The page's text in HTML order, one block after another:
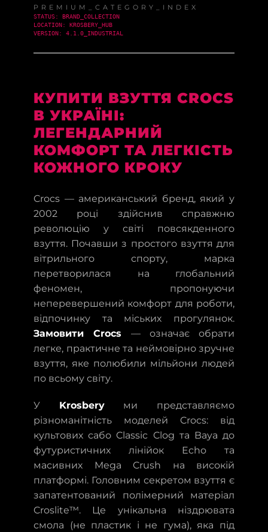
PREMIUM_CATEGORY_INDEX
STATUS: BRAND_COLLECTION
LOCATION: KROSBERY_HUB
VERSION: 4.1.0_INDUSTRIAL
КУПИТИ ВЗУТТЯ CROCS
В УКРАЇНІ:
ЛЕГЕНДАРНИЙ
КОМФОРТ ТА ЛЕГКІСТЬ
КОЖНОГО КРОКУ
Crocs — американський бренд, який у
2002 році здійснив справжню
революцію у світі повсякденного
взуття. Почавши з простого взуття для
вітрильного спорту, марка
перетворилася на глобальний
феномен, пропонуючи
неперевершений комфорт для роботи,
відпочинку та міських прогулянок.
Замовити Crocs — означає обрати
легке, практичне та неймовірно зручне
взуття, яке полюбили мільйони людей
по всьому світу.
У Krosberyми представляємо
різноманітність моделей Crocs: від
культових сабо Classic Clog та Baya до
футуристичних лінійок Echo та
масивних Mega Crush на високій
платформі. Головним секретом взуття є
запатентований полімерний матеріал
Croslite™. Це унікальна ніздрювата
смола (не пластик і не гума), яка під